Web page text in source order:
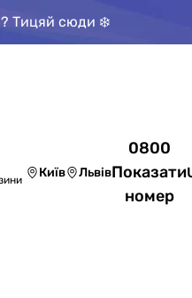
Тицяй сюди ❄️
Київ Львів
0800
Показати
номер